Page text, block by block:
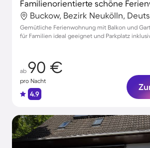
Buckow, Bezirk Neukölln,
Gemütliche Ferienwohnung mit Balkon und
für Familien ideal geeignet und Parkplatz
ab 90 €
pro Nacht
4.9